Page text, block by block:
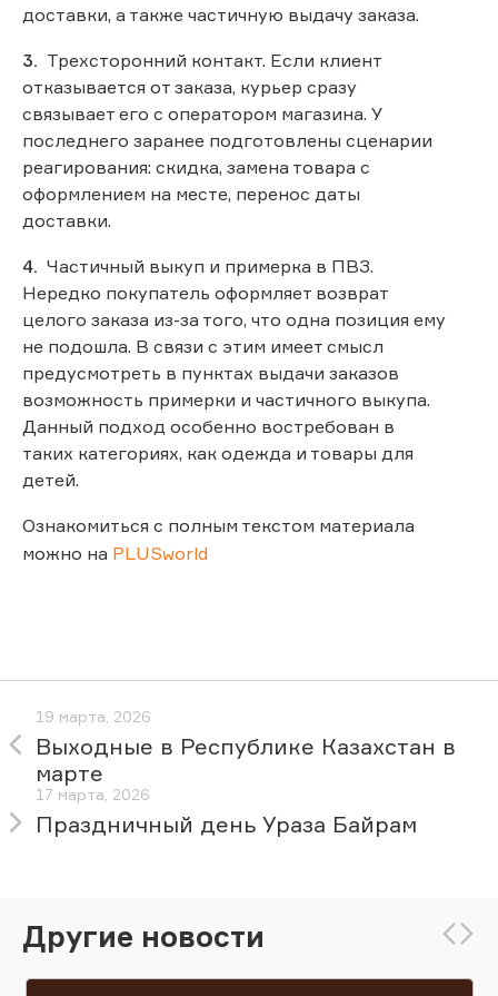
доставки, а также частичную выдачу заказа.
Трехсторонний контакт. Если клиент
отказывается от заказа, курьер сразу
связывает его с оператором магазина. У
последнего заранее подготовлены сценарии
реагирования: скидка, замена товара с
оформлением на месте, перенос даты
доставки.
Частичный выкуп и примерка в ПВЗ.
Нередко покупатель оформляет возврат
целого заказа из-за того, что одна позиция ему
не подошла. В связи с этим имеет смысл
предусмотреть в пунктах выдачи заказов
возможность примерки и частичного выкупа.
Данный подход особенно востребован в
таких категориях, как одежда и товары для
детей.
Ознакомиться с полным текстом материала
можно на PLUSworld
19 марта, 2026
Выходные в Республике Казахстан в
марте
17 марта, 2026
Праздничный день Ураза Байрам
Другие новости